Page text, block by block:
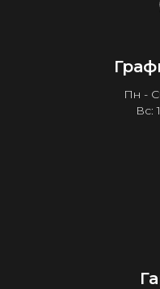
Пн -
Вс: